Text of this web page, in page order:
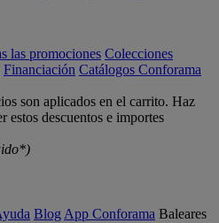
las promociones Colecciones
Financiación Catálogos Conforama
son aplicados en el carrito. Haz
estos descuentos e importes
Blog App Conforama Baleares